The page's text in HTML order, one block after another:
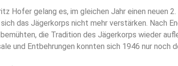
Hofer gelang es, im gleichen Jahr einen neuen 2.
das Jägerkorps nicht mehr verstärken. Nach
die Tradition des Jägerkorps wieder
und Entbehrungen konnten sich 1946 nur noch